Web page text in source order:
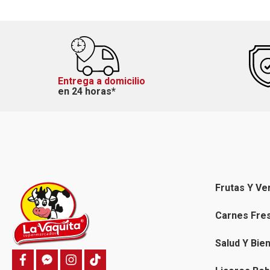
Entrega a domicilio
en 24 horas*
f f i T
Frutas Y
Carnes
Salud Y